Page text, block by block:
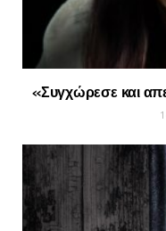
«Συγχώρεσε και